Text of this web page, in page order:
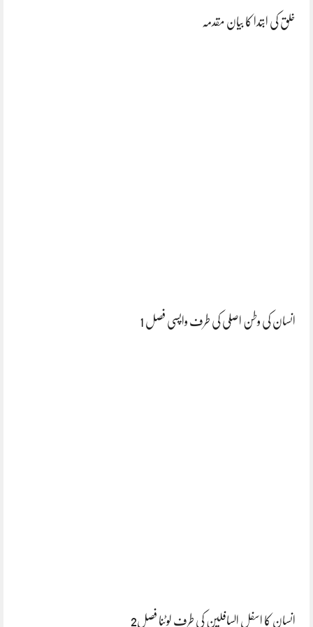
خلق کی ابتدا کا بیان مقدمہ
انسان کی وطن اصلی کی طرف واپسی فصل 1
انسان کا اسفل السافلین کی طرف لوٹنا فصل2